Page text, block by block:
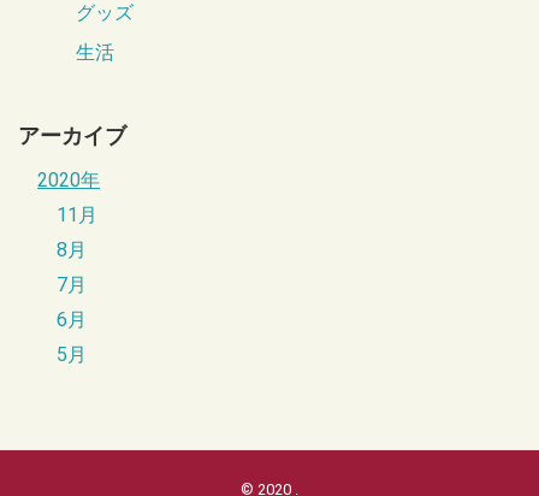
グッズ
生活
アーカイブ
2020年
11月
8月
7月
6月
5月
© 2020 .